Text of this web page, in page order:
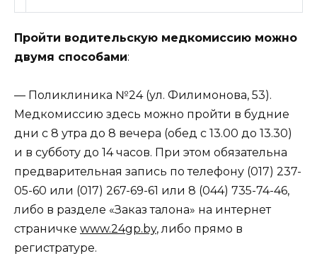
Пройти водительскую медкомиссию можно
двумя способами:
— Поликлиника №24 (ул. Филимонова, 53).
Медкомиссию здесь можно пройти в будние
дни с 8 утра до 8 вечера (обед с 13.00 до 13.30)
и в субботу до 14 часов. При этом обязательна
предварительная запись по телефону (017) 237-
05-60 или (017) 267-69-61 или 8 (044) 735-74-46,
либо в разделе «Заказ талона» на интернет
страничке www.24gp.by, либо прямо в
регистратуре.